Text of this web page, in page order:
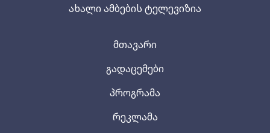
ახალი ამბების ტელევიზია
მთავარი
გადაცემები
პროგრამა
რეკლამა